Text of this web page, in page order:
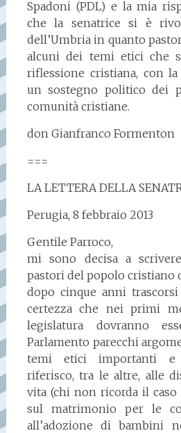
Spadoni (PDL) e la mia
che la senatrice si è
dell’Umbria in quanto
alcuni dei temi etici che
riflessione cristiana, con
un sostegno politico dei
comunità cristiane.
don Gianfranco Formenton
===
LA LETTERA DELLA
Perugia, 8 febbraio 2013
Gentile Parroco,
mi sono decisa a
pastori del popolo cristiano
dopo cinque anni
certezza che nei primi
legislatura dovranno
Parlamento parecchi
temi etici importanti e
riferisco, tra le altre, alle
vita (chi non ricorda il caso
sul matrimonio per le
all’adozione di bambini